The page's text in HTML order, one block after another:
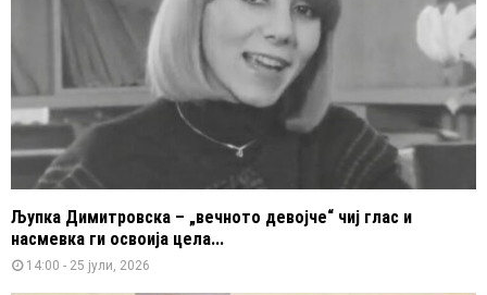
Љупка Димитровска – „вечното девојче“ чиј глас и
насмевка ги освоија цела...
14:00 - 25 јули, 2026